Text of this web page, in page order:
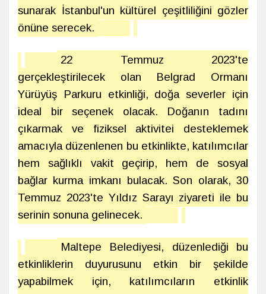
sunarak İstanbul'un kültürel çeşitliliğini gözler
önüne serecek.
22 Temmuz 2023'te
gerçekleştirilecek olan Belgrad Ormanı
Yürüyüş Parkuru etkinliği, doğa severler için
ideal bir seçenek olacak. Doğanın tadını
çıkarmak ve fiziksel aktivitei desteklemek
amacıyla düzenlenen bu etkinlikte, katılımcılar
hem sağlıklı vakit geçirip, hem de sosyal
bağlar kurma imkanı bulacak. Son olarak, 30
Temmuz 2023'te Yıldız Sarayı ziyareti ile bu
serinin sonuna gelinecek.
Maltepe Belediyesi, düzenlediği bu
etkinliklerin duyurusunu etkin bir şekilde
yapabilmek için, katılımcıların etkinlik